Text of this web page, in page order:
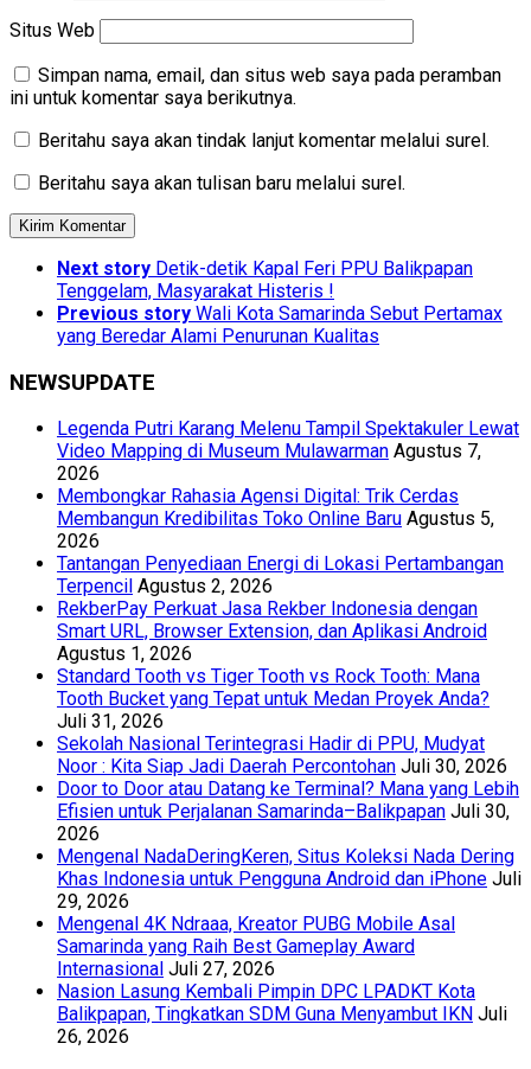
Situs Web
Simpan nama, email, dan situs web saya pada peramban
ini untuk komentar saya berikutnya.
Beritahu saya akan tindak lanjut komentar melalui surel.
Beritahu saya akan tulisan baru melalui surel.
Next story Detik-detik Kapal Feri PPU Balikpapan
Tenggelam, Masyarakat Histeris !
Previous story Wali Kota Samarinda Sebut Pertamax
yang Beredar Alami Penurunan Kualitas
NEWSUPDATE
Legenda Putri Karang Melenu Tampil Spektakuler Lewat
Video Mapping di Museum Mulawarman Agustus 7,
2026
Membongkar Rahasia Agensi Digital: Trik Cerdas
Membangun Kredibilitas Toko Online Baru Agustus 5,
2026
Tantangan Penyediaan Energi di Lokasi Pertambangan
Terpencil Agustus 2, 2026
RekberPay Perkuat Jasa Rekber Indonesia dengan
Smart URL, Browser Extension, dan Aplikasi Android
Agustus 1, 2026
Standard Tooth vs Tiger Tooth vs Rock Tooth: Mana
Tooth Bucket yang Tepat untuk Medan Proyek Anda?
Juli 31, 2026
Sekolah Nasional Terintegrasi Hadir di PPU, Mudyat
Noor : Kita Siap Jadi Daerah Percontohan Juli 30, 2026
Door to Door atau Datang ke Terminal? Mana yang Lebih
Efisien untuk Perjalanan Samarinda–Balikpapan Juli 30,
2026
Mengenal NadaDeringKeren, Situs Koleksi Nada Dering
Khas Indonesia untuk Pengguna Android dan iPhone Juli
29, 2026
Mengenal 4K Ndraaa, Kreator PUBG Mobile Asal
Samarinda yang Raih Best Gameplay Award
Internasional Juli 27, 2026
Nasion Lasung Kembali Pimpin DPC LPADKT Kota
Balikpapan, Tingkatkan SDM Guna Menyambut IKN Juli
26, 2026